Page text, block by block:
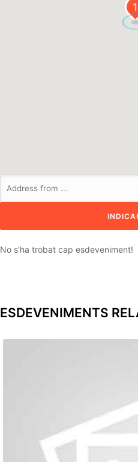
1
No s'ha trobat cap esdeveniment!
ESDEVENIMENTS